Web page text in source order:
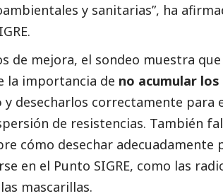
y sanitarias”, ha
de mejora, el sondeo muestra
la importancia de no acumular
y desecharlos correctamente para
de resistencias. También
cómo desechar
en el Punto SIGRE, como las
mascarillas.